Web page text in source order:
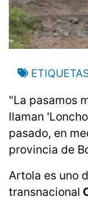
"La pasamos
llaman
pasado, en
provincia de
Artola es uno
transnacional